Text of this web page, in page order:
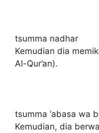
tsumma nadhar
Kemudian dia
Al-Qur’an).
tsumma ‘abasa wa
Kemudian, dia